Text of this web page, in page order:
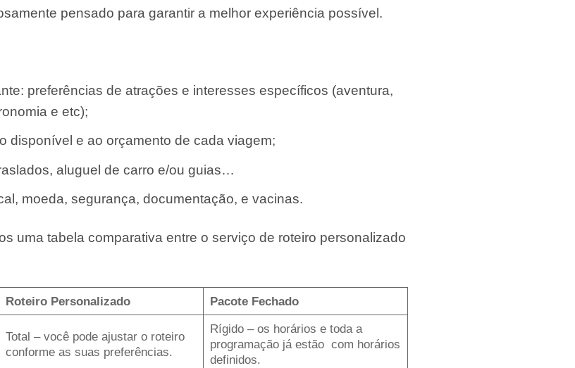
pensado para garantir a melhor experiência possível.
preferências de atrações e interesses específicos (aventura,
e etc);
disponível e ao orçamento de cada viagem;
aluguel de carro e/ou guias…
moeda, segurança, documentação, e vacinas.
uma tabela comparativa entre o serviço de roteiro personalizado
Roteiro Personalizado Pacote Fechado
Total – você pode ajustar o roteiro
conforme as suas preferências.
Rígido – os horários e toda a
programação já estão com horários
definidos.